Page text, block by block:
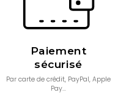
Paiement
sécurisé
Par carte de crédit, PayPal, Apple
Pay...